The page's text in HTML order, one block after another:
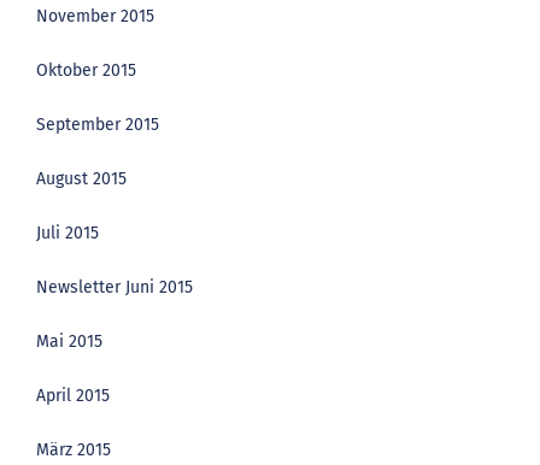
November 2015
Oktober 2015
September 2015
August 2015
Juli 2015
Newsletter Juni 2015
Mai 2015
April 2015
März 2015